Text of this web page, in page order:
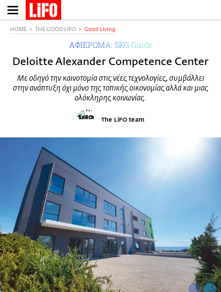
Παράκαμψη
προς
HOME THE GOOD LIFO Good Living
ΑΦΙΕΡΩΜΑ: SKG Guide
Deloitte Alexander Competence Center
Με οδηγό την καινοτομία στις νέες τεχνολογίες, συμβάλλει
στην ανάπτυξη όχι μόνο της τοπικής οικονομίας αλλά και μιας
ολόκληρης κοινωνίας.
The LiFO team